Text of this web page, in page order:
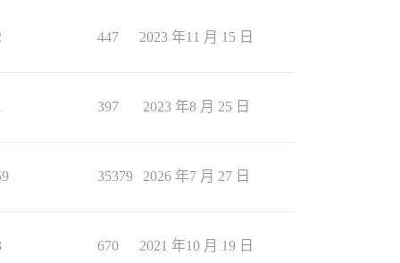
447 2023 年11 月 15 日
397 2023 年8 月 25 日
35379 2026 年7 月 27 日
670 2021 年10 月 19 日